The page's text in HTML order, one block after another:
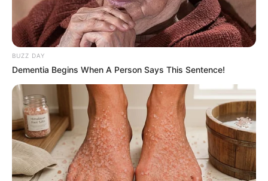
BUZZ DAY
Dementia Begins When A Person Says This Sentence!